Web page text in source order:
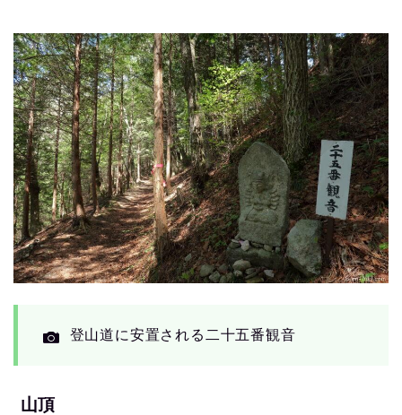
登山道に安置される二十五番観音
山頂